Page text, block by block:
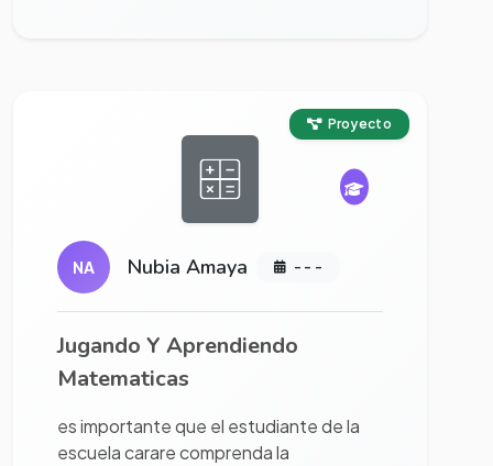
Proyecto
NA Nubia Amaya - - -
Jugando Y Aprendiendo
Matematicas
es importante que el estudiante de la
escuela carare comprenda la